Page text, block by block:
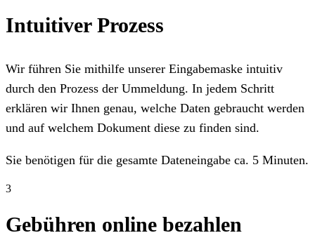
Intuitiver Prozess
Wir führen Sie mithilfe unserer Eingabemaske intuitiv
durch den Prozess der Ummeldung. In jedem Schritt
erklären wir Ihnen genau, welche Daten gebraucht werden
und auf welchem Dokument diese zu finden sind.
Sie benötigen für die gesamte Dateneingabe ca. 5 Minuten.
3
Gebühren online bezahlen